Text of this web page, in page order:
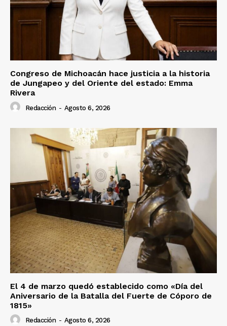
Congreso de Michoacán hace justicia a la historia
de Jungapeo y del Oriente del estado: Emma
Rivera
Redacción - Agosto 6, 2026
El 4 de marzo quedó establecido como «Día del
Aniversario de la Batalla del Fuerte de Cóporo de
1815»
Redacción - Agosto 6, 2026